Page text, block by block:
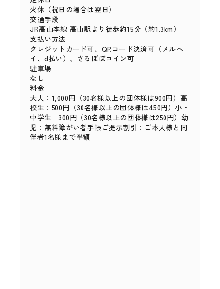
火休（祝日の場合は翌日）
交通手段
JR高山本線 高山駅より徒歩約15分（約1.3km）
支払い方法
クレジットカード可、QRコード決済可（メルペ
イ、d払い）、さるぼぼコイン可
駐車場
なし
料金
大人：1,000円（30名様以上の団体様は900円） 高
校生：500円（30名様以上の団体様は450円） 小・
中学生：300円（30名様以上の団体様は250円） 幼
児：無料障がい者手帳ご提示割引：ご本人様と同
伴者1名様まで半額